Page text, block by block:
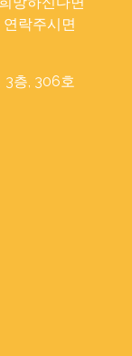
연락주시면
3층, 306호